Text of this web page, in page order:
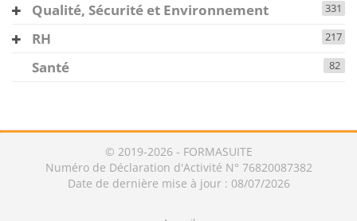
Qualité, Sécurité et Environnement 331
RH 217
Santé 82
© 2019-2026 - FORMASUITE
Numéro de Déclaration d'Activité N° 76820087382
Date de dernière mise à jour : 08/07/2026